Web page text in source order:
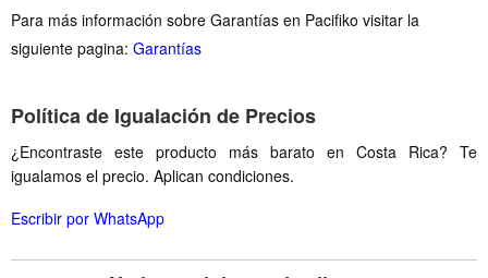
Para más información sobre Garantías en Pacifiko visitar la
siguiente pagina: Garantías
Política de Igualación de Precios
¿Encontraste este producto más barato en Costa Rica? Te
igualamos el precio. Aplican condiciones.
Escribir por WhatsApp